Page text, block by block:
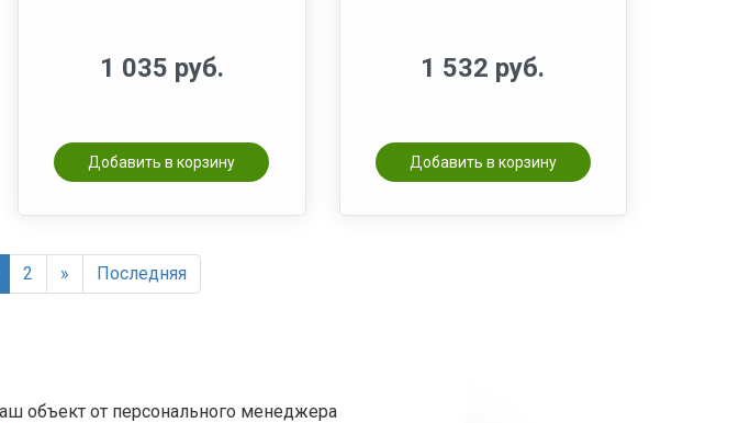
1 035 руб.
Добавить в корзину
1 532 руб.
Добавить в корзину
2 » Последняя
объект от персонального менеджера